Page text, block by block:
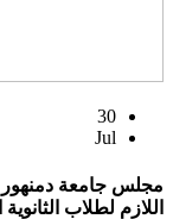
30
Jul
مجلس جامعة دمنهور
اللازم لطلاب